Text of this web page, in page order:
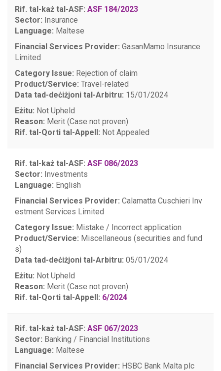
Rif. tal-każ tal-ASF: ASF 184/2023
Sector: Insurance
Language: Maltese
Financial Services Provider: GasanMamo Insurance
Limited
Category Issue: Rejection of claim
Product/Service: Travel-related
Data tad-deċiżjoni tal-Arbitru: 15/01/2024
Eżitu: Not Upheld
Reason: Merit (Case not proven)
Rif. tal-Qorti tal-Appell: Not Appealed
Rif. tal-każ tal-ASF: ASF 086/2023
Sector: Investments
Language: English
Financial Services Provider: Calamatta Cuschieri Inv
estment Services Limited
Category Issue: Mistake / Incorrect application
Product/Service: Miscellaneous (securities and fund
s)
Data tad-deċiżjoni tal-Arbitru: 05/01/2024
Eżitu: Not Upheld
Reason: Merit (Case not proven)
Rif. tal-Qorti tal-Appell: 6/2024
Rif. tal-każ tal-ASF: ASF 067/2023
Sector: Banking / Financial Institutions
Language: Maltese
Financial Services Provider: HSBC Bank Malta plc